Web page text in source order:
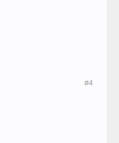
#4